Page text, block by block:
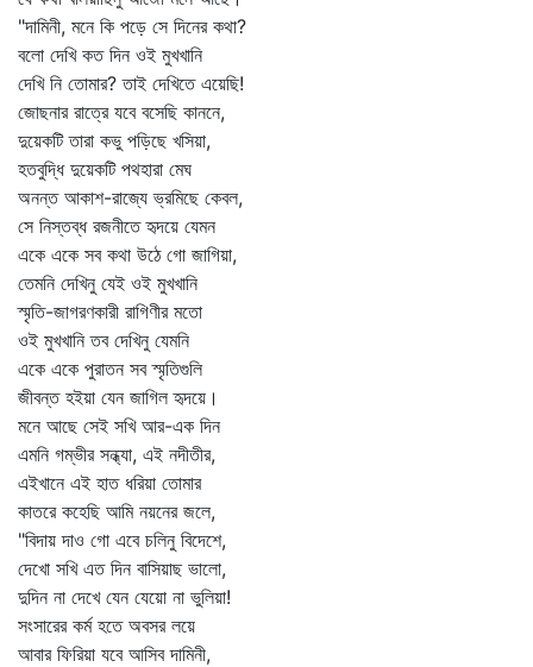
"দামিনী, মনে কি পড়ে সে দিনের কথা?
বলো দেখি কত দিন ওই মুখখানি
দেখি নি তোমার? তাই দেখিতে এয়েছি!
জোছনার রাত্রে যবে বসেছি কাননে,
দুয়েকটি তারা কভু পড়িছে খসিয়া,
হতবুদ্ধি দুয়েকটি পথহারা মেঘ
অনন্ত আকাশ-রাজ্যে ভ্রমিছে কেবল,
সে নিস্তব্ধ রজনীতে হৃদয়ে যেমন
একে একে সব কথা উঠে গো জাগিয়া,
তেমনি দেখিনু যেই ওই মুখখানি
স্মৃতি-জাগরণকারী রাগিণীর মতো
ওই মুখখানি তব দেখিনু যেমনি
একে একে পুরাতন সব স্মৃতিগুলি
জীবন্ত হইয়া যেন জাগিল হৃদয়ে।
মনে আছে সেই সখি আর-এক দিন
এমনি গম্ভীর সন্ধ্যা, এই নদীতীর,
এইখানে এই হাত ধরিয়া তোমার
কাতরে কহেছি আমি নয়নের জলে,
"বিদায় দাও গো এবে চলিনু বিদেশে,
দেখো সখি এত দিন বাসিয়াছ ভালো,
দুদিন না দেখে যেন যেয়ো না ভুলিয়া!
সংসারের কর্ম হতে অবসর লয়ে
আবার ফিরিয়া যবে আসিব দামিনী,